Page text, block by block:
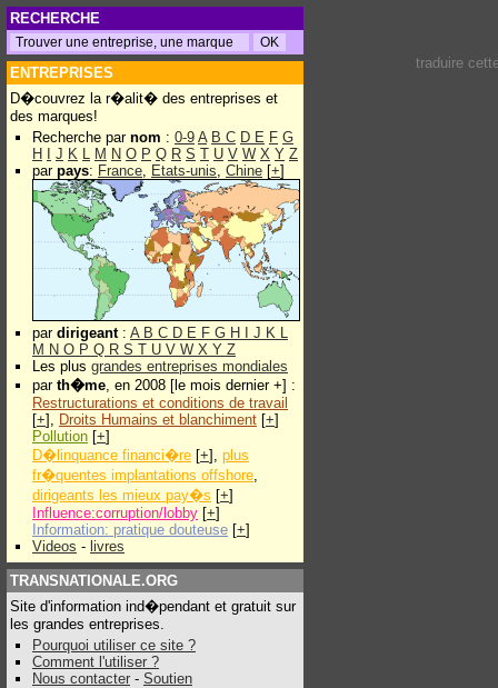
RECHERCHE
ENTREPRISES
D�couvrez la r�alit� des entreprises et
des marques!
Recherche par nom : 0-9 A B C D E F G
H
J K L M N O P Q R S T U V W X Y Z
par pays: France, Etats-unis, Chine [+]
par dirigeant: A B C D E F G H J K L
M N O P Q R S T U V W X Y Z
Les plus grandes entreprises mondiales
par th�me, en 2008 [le mois dernier +] :
Restructurations et conditions de travail
[+], Droits Humains et blanchiment [+]
Pollution [+]
D�linquance financi�re [+], plus
fr�quentes implantations offshore,
dirigeants les mieux pay�s [+]
Influence:corruption/lobby [+]
Information: pratique douteuse [+]
Videos - livres
TRANSNATIONALE.ORG
Site d'information ind�pendant et gratuit sur
les grandes entreprises.
Pourquoi utiliser ce site ?
Comment l'utiliser ?
Nous contacter - Soutien
traduire